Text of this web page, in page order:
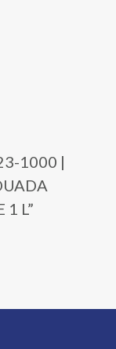
1000 |
1 L”